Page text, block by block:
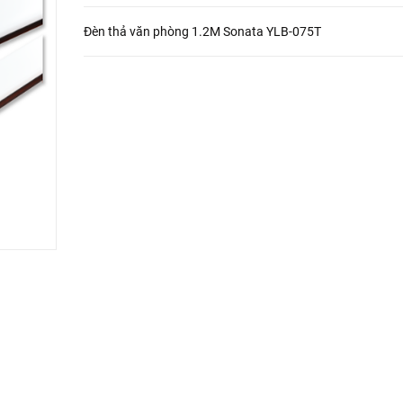
Đèn thả văn phòng 1.2M Sonata YLB-075T